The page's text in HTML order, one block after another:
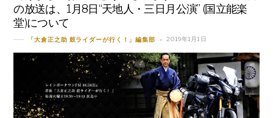
の放送は、1月8日“天地人・三日月公演” (国立能楽
堂)について
「大倉正之助 鼓ライダーが行く！」編集部 2019年1月1日